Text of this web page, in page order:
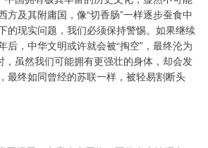
方及其附庸国，像“切香肠”一样逐步蚕食中
的现实问题，我们必须保持警惕。如果继续
后，中华文明或许就会被“掏空”，最终沦为
，虽然我们可能拥有更强壮的身体，却会发
最终如同曾经的苏联一样，被轻易割断头